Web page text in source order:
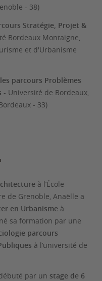
- 38)
Stratégie, Projet &
Bordeaux Montaigne,
et d'Urbanisme
parcours Problèmes
- Université de Bordeaux,
- 33)
à l’École
de Grenoble, Anaëlle a
en Urbanisme à
sa formation par une
parcours
à l’université de
par un stage de 6